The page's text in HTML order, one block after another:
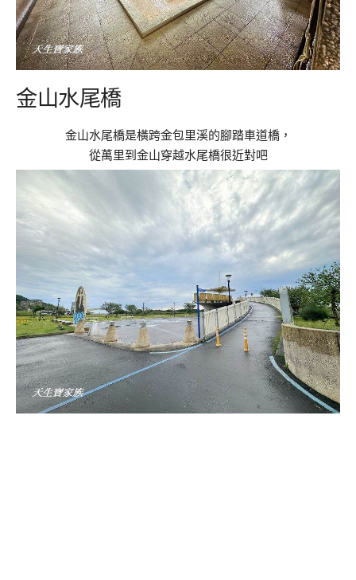
金山水尾橋
金山水尾橋是橫跨金包里溪的腳踏車道橋，
從萬里到金山穿越水尾橋很近對吧